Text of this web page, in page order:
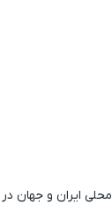
ایران و جهان در